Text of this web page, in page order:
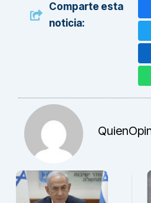
Comparte esta
noticia: